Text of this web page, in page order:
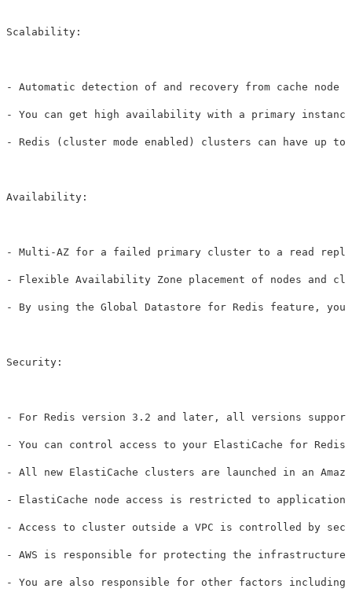
Scalability:
- Automatic detection of and recovery from cache node
- You can get high availability with a primary instance
- Redis (cluster mode enabled) clusters can have up to
Availability:
- Multi-AZ for a failed primary cluster to a read
- Flexible Availability Zone placement of nodes and
- By using the Global Datastore for Redis feature,
Security:
- For Redis version 3.2 and later, all versions
- You can control access to your ElastiCache for Redis
- All new ElastiCache clusters are launched in an
- ElastiCache node access is restricted to applications
- Access to cluster outside a VPC is controlled by
- AWS is responsible for protecting the infrastructure
- You are also responsible for other factors